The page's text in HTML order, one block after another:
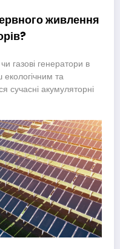
живлення
газові генератори в
екологічним та
сучасні акумуляторні